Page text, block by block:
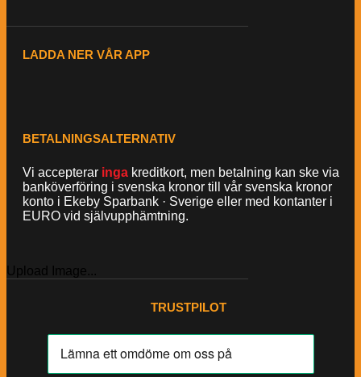
LADDA NER VÅR APP
BETALNINGSALTERNATIV
Vi accepterar inga kreditkort, men betalning kan ske via
banköverföring i svenska kronor till vår svenska kronor
konto i Ekeby Sparbank · Sverige eller med kontanter i
EURO vid självupphämtning.
Upload Image...
TRUSTPILOT